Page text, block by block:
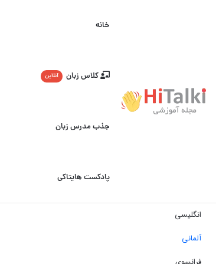
خانه
کلاس زبان آنلاین
جذب مدرس زبان
پادکست هایتاکی
انگلیسی
آلمانی